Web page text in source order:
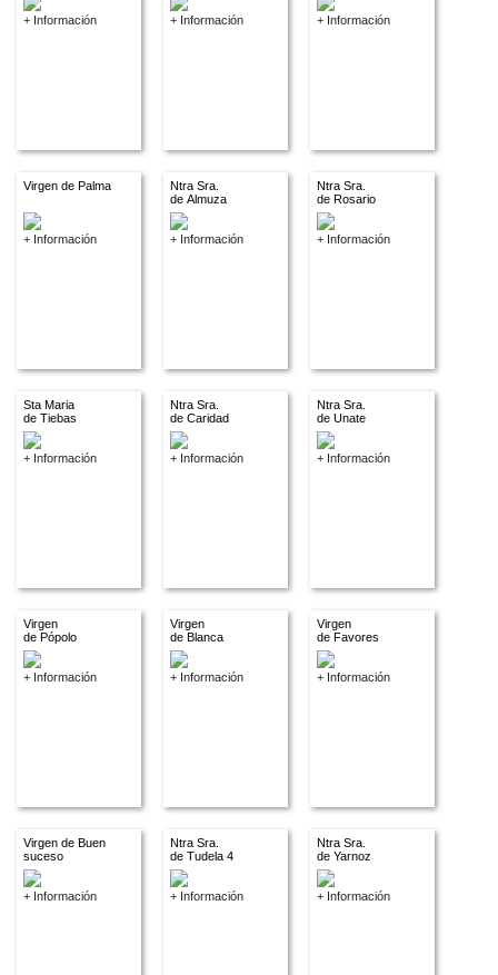
+ Información + Información + Información
Virgen de Palma
+ Información
Ntra Sra.
de Almuza
+ Información
Ntra Sra.
de Rosario
+ Información
Sta Maria
de Tiebas
+ Información
Ntra Sra.
de Caridad
+ Información
Ntra Sra.
de Unate
+ Información
Virgen
de Pópolo
+ Información
Virgen
de Blanca
+ Información
Virgen
de Favores
+ Información
Virgen de Buen
suceso
+ Información
Ntra Sra.
de Tudela 4
+ Información
Ntra Sra.
de Yarnoz
+ Información